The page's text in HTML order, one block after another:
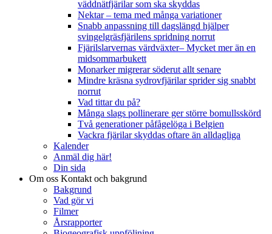
väddnätfjärilar som ska skyddas
Nektar – tema med många variationer
Snabb anpassning till dagslängd hjälper
svingelgräsfjärilens spridning norrut
Fjärilslarvernas värdväxter– Mycket mer än en
midsommarbukett
Monarker migrerar söderut allt senare
Mindre kräsna sydrovfjärilar sprider sig snabbt
norrut
Vad tittar du på?
Många slags pollinerare ger större bomullsskörd
Två generationer påfågelöga i Belgien
Vackra fjärilar skyddas oftare än alldagliga
Kalender
Anmäl dig här!
Din sida
Om oss Kontakt och bakgrund
Bakgrund
Vad gör vi
Filmer
Årsrapporter